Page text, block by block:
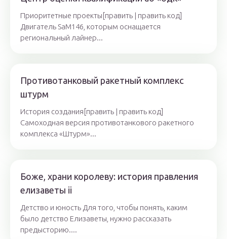
Приоритетные проекты[править | править код]
Двигатель SaM146, которым оснащается
региональный лайнер...
Противотанковый ракетный комплекс
штурм
История создания[править | править код]
Самоходная версия противотанкового ракетного
комплекса «Штурм»...
Боже, храни королеву: история правления
елизаветы ii
Детство и юность Для того, чтобы понять, каким
было детство Елизаветы, нужно рассказать
предысторию....